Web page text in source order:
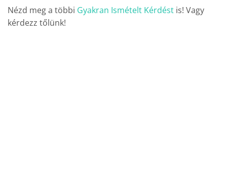
Nézd meg a többi Gyakran Ismételt Kérdést is! Vagy
kérdezz tőlünk!